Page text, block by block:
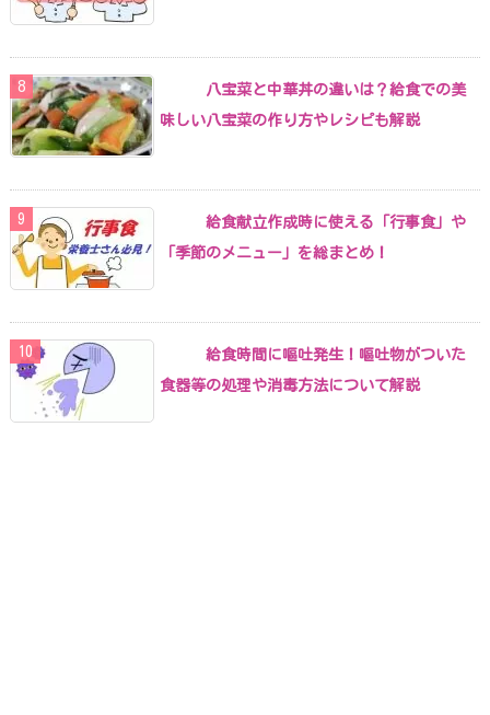
八宝菜と中華丼の違いは？給食での美
味しい八宝菜の作り方やレシピも解説
給食献立作成時に使える「行事食」や
「季節のメニュー」を総まとめ！
給食時間に嘔吐発生！嘔吐物がついた
食器等の処理や消毒方法について解説